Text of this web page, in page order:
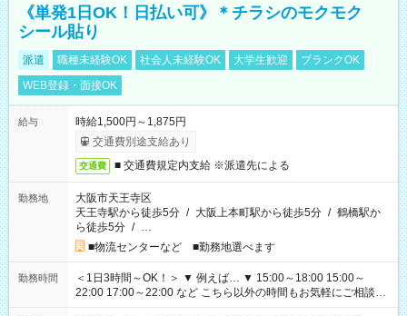
《単発1日OK！日払い可》＊チラシのモクモク
シール貼り
派遣 職種未経験OK 社会人未経験OK 大学生歓迎
ブランクOK
WEB登録・面接OK
給与
時給1,500円～1,875円
交通費別途支給あり
交通費 ■ 交通費規定内支給 ※派遣先による
勤務地
大阪市天王寺区
天王寺駅から徒歩5分 / 大阪上本町駅から徒歩5分 / 鶴橋駅か
ら徒歩5分 / …
■物流センターなど ■勤務地選べます
勤務時間
＜1日3時間～OK！＞ ▼ 例えば… ▼ 15:00～18:00 15:00～
22:00 17:00～22:00 など こちら以外の時間もお気軽にご相談く
ださい！